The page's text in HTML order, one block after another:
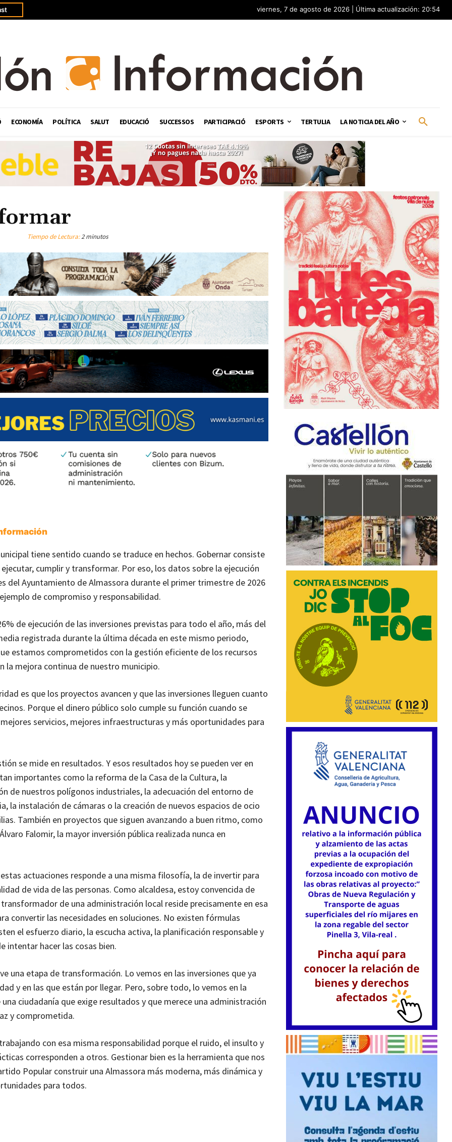
viernes, 7 de agosto de 2026 | Última actualización: 20:54
ECONOMÍA POLÍTICA SALUT EDUCACIÓ SUCCESSOS PARTICIPACIÓ ESPORTS TERTULIA LA NOTICIA DEL AÑO
Tiempo de Lectura:2 minutos
tiene sentido cuando se traduce en hechos. Gobernar consiste
cumplir y transformar. Por eso, los datos sobre la ejecución
del Ayuntamiento de Almassora durante el primer trimestre de 2026
de compromiso y responsabilidad.
de ejecución de las inversiones previstas para todo el año, más del
registrada durante la última década en este mismo periodo,
estamos comprometidos con la gestión eficiente de los recursos
la mejora continua de nuestro municipio.
es que los proyectos avancen y que las inversiones lleguen cuanto
Porque el dinero público solo cumple su función cuando se
servicios, mejores infraestructuras y más oportunidades para
se mide en resultados. Y esos resultados hoy se pueden ver en
importantes como la reforma de la Casa de la Cultura, la
de nuestros polígonos industriales, la adecuación del entorno de
la instalación de cámaras o la creación de nuevos espacios de ocio
También en proyectos que siguen avanzando a buen ritmo, como
Falomir, la mayor inversión pública realizada nunca en
estas actuaciones responde a una misma filosofía, la de invertir para
de vida de las personas. Como alcaldesa, estoy convencida de
de una administración local reside precisamente en esa
convertir las necesidades en soluciones. No existen fórmulas
el esfuerzo diario, la escucha activa, la planificación responsable y
intentar hacer las cosas bien.
una etapa de transformación. Lo vemos en las inversiones que ya
y en las que están por llegar. Pero, sobre todo, lo vemos en la
ciudadanía que exige resultados y que merece una administración
y comprometida.
con esa misma responsabilidad porque el ruido, el insulto y
corresponden a otros. Gestionar bien es la herramienta que nos
Popular construir una Almassora más moderna, más dinámica y
para todos.